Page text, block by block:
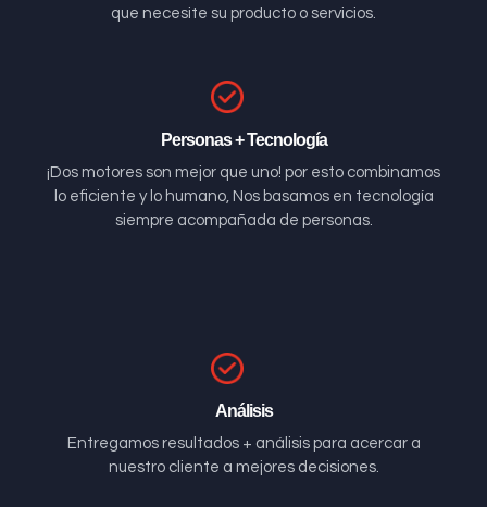
que necesite su producto o servicios.
Personas + Tecnología
¡Dos motores son mejor que uno! por esto combinamos
lo eficiente y lo humano, Nos basamos en tecnología
siempre acompañada de personas.
Análisis
Entregamos resultados + análisis para acercar a
nuestro cliente a mejores decisiones.